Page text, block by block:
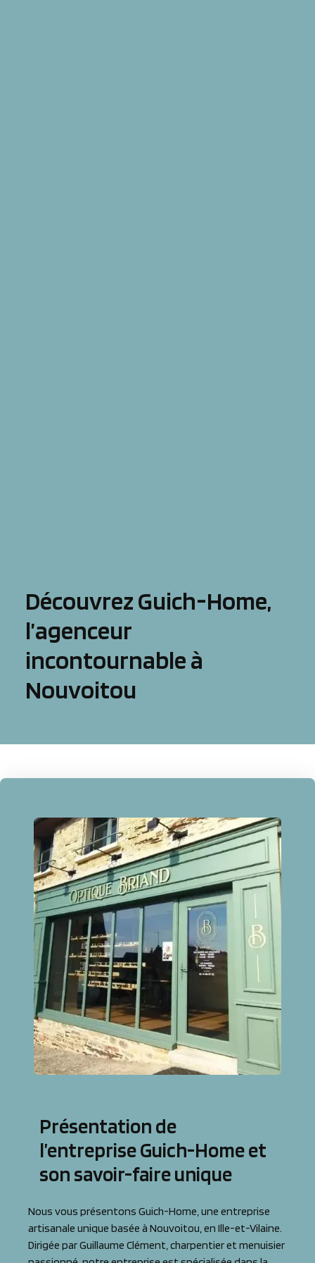
Découvrez Guich-Home,
l’agenceur
incontournable à
Nouvoitou
Présentation de
l’entreprise Guich-Home et
son savoir-faire unique
Nous vous présentons Guich-Home, une entreprise
artisanale unique basée à Nouvoitou, en Ille-et-Vilaine.
Dirigée par Guillaume Clément, charpentier et menuisier